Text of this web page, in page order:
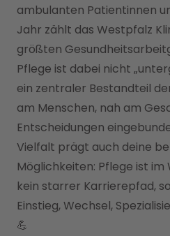
ambulanten Patientinnen
Jahr zählt das Westpfalz
größten
Pflege ist dabei nicht
ein zentraler Bestandteil
am Menschen, nah am
Entscheidungen
Vielfalt prägt auch deine
Möglichkeiten: Pflege ist im
kein starrer Karrierepfad,
Einstieg, Wechsel,
💪